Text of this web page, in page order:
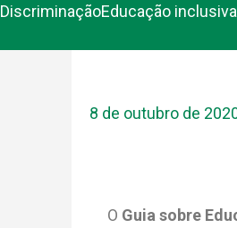
DiscriminaçãoEducação inclusiva
8 de outubro de
O Guia sobre